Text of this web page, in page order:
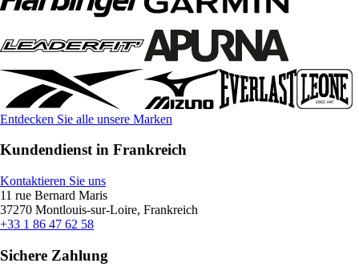
Entdecken Sie alle unsere Marken
Kundendienst in Frankreich
Kontaktieren Sie uns
11 rue Bernard Maris
37270 Montlouis-sur-Loire, Frankreich
+33 1 86 47 62 58
Sichere Zahlung